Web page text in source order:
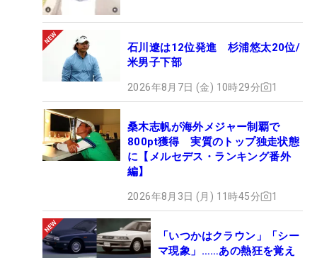
石川遼は12位発進 杉浦悠太20位/
米男子下部
2026年8月7日 (金) 10時29分 1
桑木志帆が海外メジャー制覇で
800pt獲得 実質のトップ独走状態
に【メルセデス・ランキング番外
編】
2026年8月3日 (月) 11時45分 1
「いつかはクラウン」「シー
マ現象」……あの熱狂を覚え